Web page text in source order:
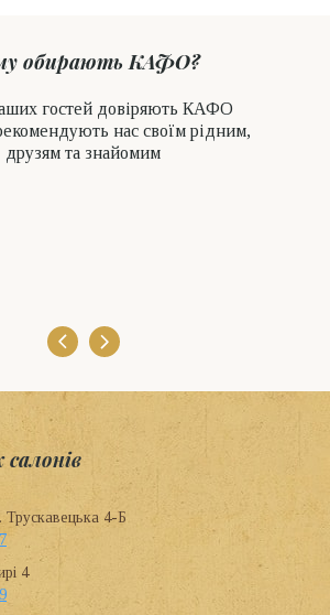
обирають КАФО?
гостей довіряють КАФО
нас своїм рідним,
друзям та знайомим
4-Б
4